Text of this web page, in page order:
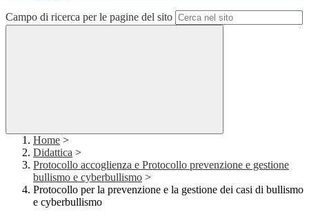
Campo di ricerca per le pagine del sito
Home >
Didattica >
Protocollo accoglienza e Protocollo prevenzione e gestione
bullismo e cyberbullismo >
Protocollo per la prevenzione e la gestione dei casi di bullismo
e cyberbullismo